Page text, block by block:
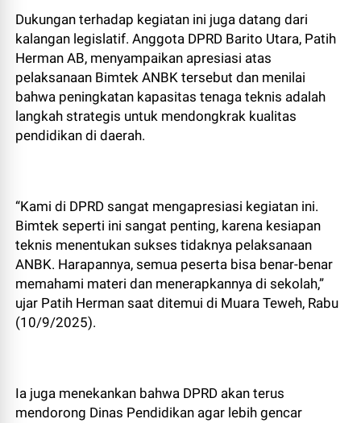
Dukungan terhadap kegiatan ini juga datang dari
kalangan legislatif. Anggota DPRD Barito Utara, Patih
Herman AB, menyampaikan apresiasi atas
pelaksanaan Bimtek ANBK tersebut dan menilai
bahwa peningkatan kapasitas tenaga teknis adalah
langkah strategis untuk mendongkrak kualitas
pendidikan di daerah.
“Kami di DPRD sangat mengapresiasi kegiatan ini.
Bimtek seperti ini sangat penting, karena kesiapan
teknis menentukan sukses tidaknya pelaksanaan
ANBK. Harapannya, semua peserta bisa benar-benar
memahami materi dan menerapkannya di sekolah,”
ujar Patih Herman saat ditemui di Muara Teweh, Rabu
(10/9/2025).
Ia juga menekankan bahwa DPRD akan terus
mendorong Dinas Pendidikan agar lebih gencar